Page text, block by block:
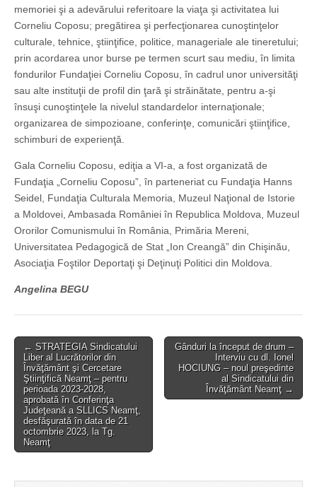
memoriei şi a adevărului referitoare la viaţa şi activitatea lui
Corneliu Coposu; pregătirea şi perfecţionarea cunoştinţelor
culturale, tehnice, ştiinţifice, politice, manageriale ale tineretului;
prin acordarea unor burse pe termen scurt sau mediu, în limita
fondurilor Fundaţiei Corneliu Coposu, în cadrul unor universităţi
sau alte instituţii de profil din ţară şi străinătate, pentru a-şi
însuşi cunoştinţele la nivelul standardelor internaţionale;
organizarea de simpozioane, conferinţe, comunicări ştiinţifice,
schimburi de experienţă.
Gala Corneliu Coposu, ediţia a VI-a, a fost organizată de
Fundaţia „Corneliu Coposu”, în parteneriat cu Fundaţia Hanns
Seidel, Fundaţia Culturala Memoria, Muzeul Naţional de Istorie
a Moldovei, Ambasada României în Republica Moldova, Muzeul
Ororilor Comunismului în România, Primăria Mereni,
Universitatea Pedagogică de Stat „Ion Creangă” din Chişinău,
Asociaţia Foştilor Deportaţi şi Deţinuţi Politici din Moldova.
Angelina BEGU
Post
navigation
← STRATEGIA Sindicatului
Liber al Lucrătorilor din
Învăţământ şi Cercetare
Ştiinţifică Neamţ – pentru
perioada 2023-2028,
aprobată în Conferinţa
Judeţeană a SLLICS Neamţ,
desfăşurată în data de 21
octombrie 2023, la Tg.
Neamţ
Gânduri la început de drum –
Interviu cu dl. Ionel
HOCIUNG – noul preşedinte
al Sindicatului din
Învăţământ Neamţ →